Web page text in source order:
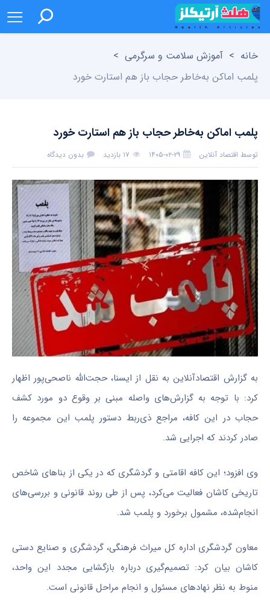
خانه > آموزش سلامت و سرگرمی >
پلمب اماکن به‌خاطر حجاب باز هم استارت خورد
پلمب اماکن به‌خاطر حجاب باز هم استارت خورد
توسط اقتصاد آنلاین ۱۴۰۵-۰۲-۲۹ ۱۷ بازدید بدون دیدگاه
به گزارش اقتصادآنلاین به نقل از ایسنا، حجت‌الله ناصحی‌پور اظهار
کرد: با توجه به گزارش‌های واصله مبنی بر وقوع دو مورد کشف
حجاب در این کافه، مراجع ذی‌ربط دستور پلمب این مجموعه را
صادر کردند که اجرایی شد.
وی افزود؛ این کافه اقامتی و گردشگری که در یکی از بنا‌های شاخص
تاریخی کاشان فعالیت می‌کرد، پس از طی روند قانونی و بررسی‌های
انجام‌شده، مشمول برخورد و پلمب شد.
معاون گردشگری اداره کل میراث فرهنگی، گردشگری و صنایع دستی
کاشان بیان کرد: تصمیم‌گیری درباره بازگشایی مجدد این واحد،
منوط به نظر نهاد‌های مسئول و انجام مراحل قانونی است.